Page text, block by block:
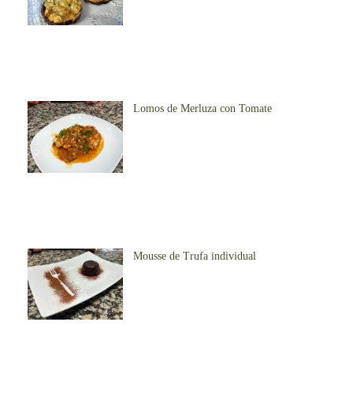
Lomos de Merluza con Tomate
Mousse de Trufa individual